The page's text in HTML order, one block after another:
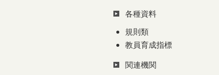
各種資料
規則類
教員育成指標
関連機関